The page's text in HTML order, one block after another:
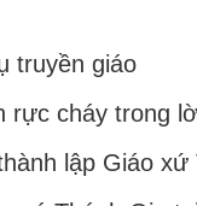
truyền giáo
rực cháy trong
lập Giáo xứ